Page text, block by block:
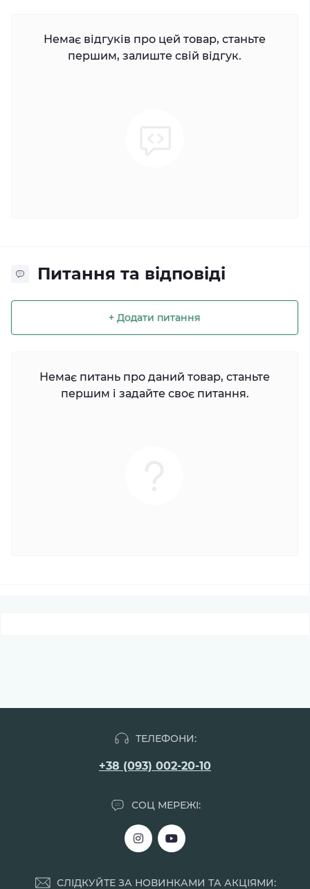
Немає відгуків про цей товар, станьте
першим, залиште свій відгук.
Питання та відповіді
+ Додати питання
Немає питань про даний товар, станьте
першим і задайте своє питання.
ТЕЛЕФОНИ:
+38 (093) 002-20-10
СОЦ МЕРЕЖІ:
СЛІДКУЙТЕ ЗА НОВИНКАМИ ТА АКЦІЯМИ: